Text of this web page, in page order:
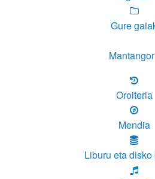
Gure
Oroiteria
Mendia
Liburu eta disko